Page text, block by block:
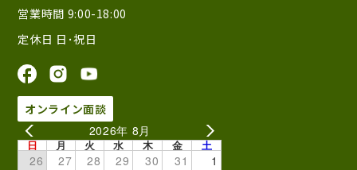
営業時間 9:00-18:00
定休日 日･祝日
オンライン面談
2026年 8月
日 月 火 水 木 金 土
26 27 28 29 30 31 1